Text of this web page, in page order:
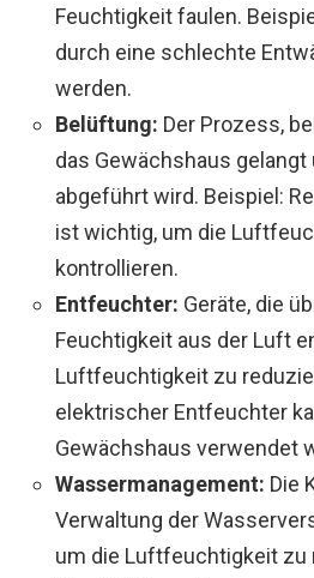
Feuchtigkeit faulen.
durch eine schlechte
werden.
Belüftung: Der Prozess,
das Gewächshaus
abgeführt wird. Beispiel:
ist wichtig, um die
kontrollieren.
Entfeuchter: Geräte, die
Feuchtigkeit aus der Luft
Luftfeuchtigkeit zu
elektrischer Entfeuchter
Gewächshaus verwendet
Wassermanagement: Die
Verwaltung der
um die Luftfeuchtigkeit zu